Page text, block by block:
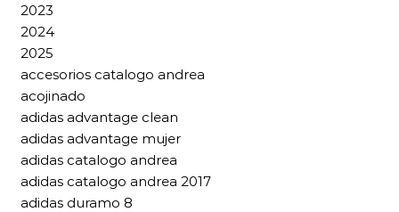
2023
2024
2025
accesorios catalogo andrea
acojinado
adidas advantage clean
adidas advantage mujer
adidas catalogo andrea
adidas catalogo andrea 2017
adidas duramo 8